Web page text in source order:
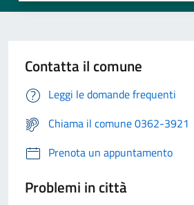
Contatta il comune
Leggi le domande frequenti
Chiama il comune 0362-3921
Prenota un appuntamento
Problemi in città